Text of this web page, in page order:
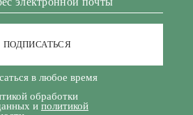
ПОДПИСАТЬСЯ
обработки
и политикой
в любое время